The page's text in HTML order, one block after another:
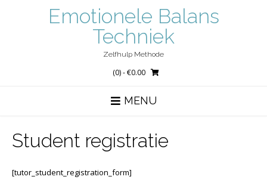
Emotionele Balans
Techniek
Zelfhulp Methode
(0)- €0.00
MENU
Student registratie
[tutor_student_registration_form]